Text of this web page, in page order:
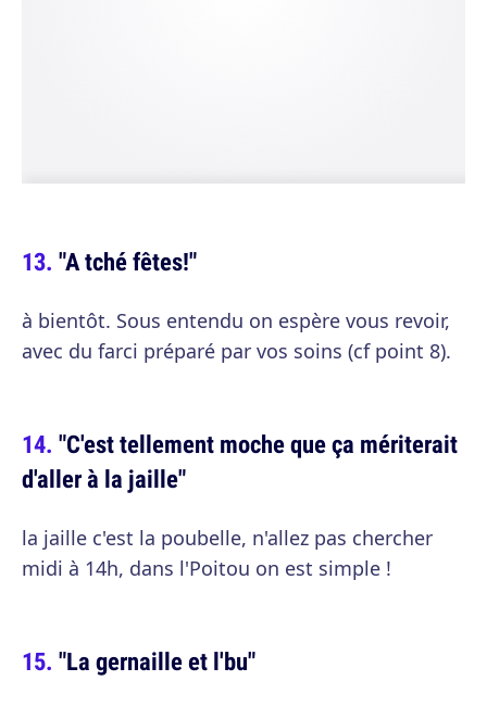
"A tché fêtes!"
à bientôt. Sous entendu on espère vous revoir,
avec du farci préparé par vos soins (cf point 8).
"C'est tellement moche que ça mériterait
d'aller à la jaille"
la jaille c'est la poubelle, n'allez pas chercher
midi à 14h, dans l'Poitou on est simple !
"La gernaille et l'bu"